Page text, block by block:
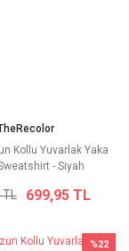
Kollu Yuvarlak Yaka
- Siyah
TL 699,95 TL
%22